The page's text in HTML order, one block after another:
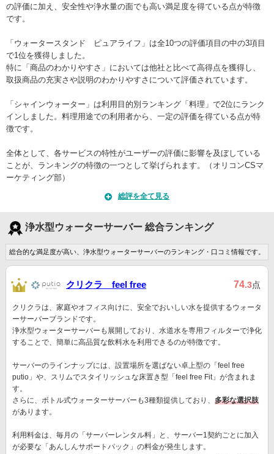
の評価に加え、安全性や浄水量の面でも高い満足度を得ている点が特徴
です。
「ウォータースタンド ピュアライフ」は全10つの評価項目の中の3項目
で1位を獲得しました。
特に「商品のわかりやすさ」においては他社と比べて高得点を獲得し、
取扱商品の充実さや説明のわかりやすさについて評価されています。
「シャインウォーター」は利用目的別ランキング「料理」で2位にランク
インしました。料理用途での利用者から、一定の評価を得ている点が特
徴です。
全体として、各サービスの特性がユーザーの評価に影響を及ぼしている
ことが、ランキングの特徴の一つとして挙げられます。（オリコンCSマ
ーケティング部）
総評を全て見る
浄水型ウォーターサーバー 総合ランキング
総合的な満足度が高い、浄水型ウォーターサーバーのランキング・口コミ情報です。
クリクラ feel free 74.3点
クリクラは、家庭やオフィス向けに、安全でおいしい水を提供するウォータ
ーサーバーブランドです。
浄水型ウォーターサーバーも展開しており、水道水を専用フィルターで浄化
することで、簡単に高品質な飲料水を利用できるのが特徴です。
サーバーのラインナップには、設置場所を選ばない卓上型の「feel free
putio」や、スリムでスタイリッシュな床置き型「feel free Fit」が含まれま
す。
さらに、ボトル式ウォーターサーバーも3種類提供しており、 多彩な選択肢
があります。
利用料金は、毎月の「サーバーレンタル料」と、サーバー1契約ごとに加入
が必要な「あんしんサポートパック」の料金が発生します。